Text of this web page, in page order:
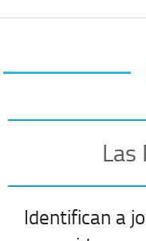
Las
Identifican a